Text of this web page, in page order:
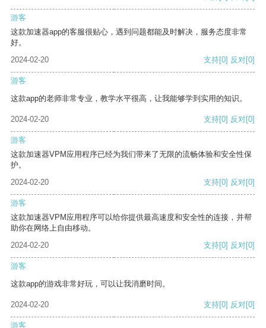
游客
这款加速器app的客服很贴心，遇到问题都能及时解决，服务态度非常
好。
2024-02-20
支持[0] 反对[0]
游客
这款app的老师非常专业，教学水平很高，让我能够学到实用的知识。
2024-02-20 支持[0] 反对[0]
游客
这款加速器VPM应用程序已经为我们带来了无限的流畅体验和安全性保
护。
2024-02-20
支持[0] 反对[0]
游客
这款加速器VPM应用程序可以给你提供最高速度和安全性的连接，并帮
助你在网络上自由移动。
2024-02-20
支持[0] 反对[0]
游客
这款app的游戏非常好玩，可以让我消磨时间。
2024-02-20 支持[0] 反对[0]
游客